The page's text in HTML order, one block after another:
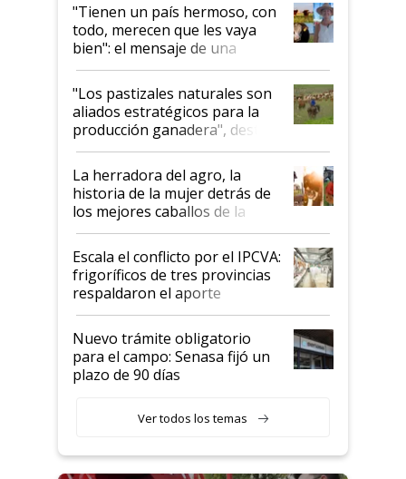
"Tienen un país hermoso, con
todo, merecen que les vaya
bien": el mensaje de una
ganadera uruguaya sobre las
oportunidades que se abren
para el agro en Argentina, con
foco en la carne
"Los pastizales naturales son
aliados estratégicos para la
producción ganadera", destaca
la iniciativa que ya reúne a 46
establecimientos en Argentina
La herradora del agro, la
historia de la mujer detrás de
los mejores caballos de la
Argentina y los mitos que
todavía hacen sufrir a estos
animales: "Mientras me
descalificaban, yo seguí
haciendo currículum"
Escala el conflicto por el IPCVA:
frigoríficos de tres provincias
respaldaron el aporte
obligatorio
Nuevo trámite obligatorio
para el campo: Senasa fijó un
plazo de 90 días
Ver todos los temas